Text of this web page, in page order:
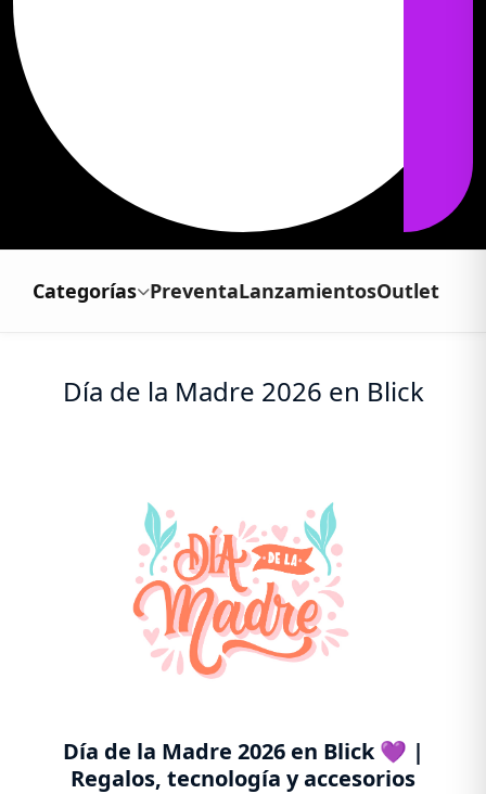
Categorías PreventaLanzamientosOutlet
Día de la Madre 2026 en Blick
Día de la Madre 2026 en Blick 💜 |
Regalos, tecnología y accesorios